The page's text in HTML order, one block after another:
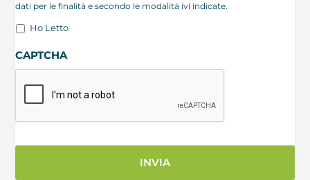
dati per le finalità e secondo le modalità ivi indicate.
Ho Letto
CAPTCHA